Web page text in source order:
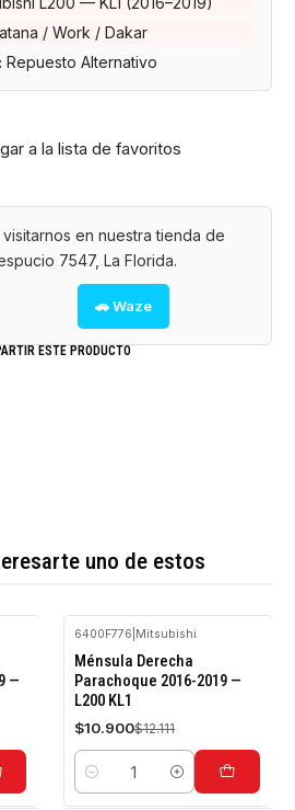
/ Work / Dakar
Repuesto Alternativo
a la lista de favoritos
en nuestra tienda de
7547, La Florida.
🚗 Waze
ESTE PRODUCTO
uno de estos
—
-10%
OFF
6400F776 Mitsubishi
Ménsula Derecha
Parachoque 2016-2019 —
L200 KL1
$10.900$12.111
Cantidad